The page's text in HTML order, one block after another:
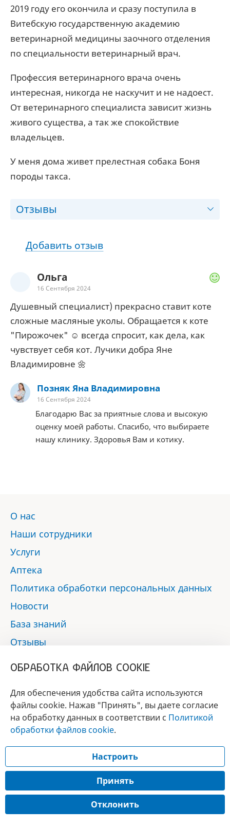
2019 году его окончила и сразу поступила в
Витебскую государственную академию
ветеринарной медицины заочного отделения
по специальности ветеринарный врач.
Профессия ветеринарного врача очень
интересная, никогда не наскучит и не надоест.
От ветеринарного специалиста зависит жизнь
живого существа, а так же спокойствие
владельцев.
У меня дома живет прелестная собака Боня
породы такса.
Отзывы
Добавить отзыв
Ольга
16 Сентября 2024
Душевный специалист) прекрасно ставит коте
сложные масляные уколы. Обращается к коте
"Пирожочек" ☺ всегда спросит, как дела, как
чувствует себя кот. Лучики добра Яне
Владимировне 🌼
Позняк Яна Владимировна
16 Сентября 2024
Благодарю Вас за приятные слова и высокую
оценку моей работы. Спасибо, что выбираете
нашу клинику. Здоровья Вам и котику.
О нас
Наши сотрудники
Услуги
Аптека
Политика обработки персональных данных
Новости
База знаний
Отзывы
БРЕНД
ГОДА 2017 - 2019
© 2017 - 2026 «Альфа-вет»
Разработка сайта —
Информация, представленная на сайте, носит справочный характер и не
является публичной офертой.
ОБРАБОТКА ФАЙЛОВ COOKIE
Для обеспечения удобства сайта используются
файлы cookie. Нажав "Принять", вы даете согласие
на обработку данных в соответствии с Политикой
обработки файлов cookie.
Настроить
Принять
Отклонить